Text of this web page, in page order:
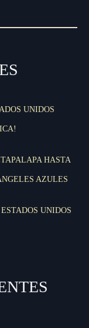
UNIDOS
HASTA
AZULES
UNIDOS